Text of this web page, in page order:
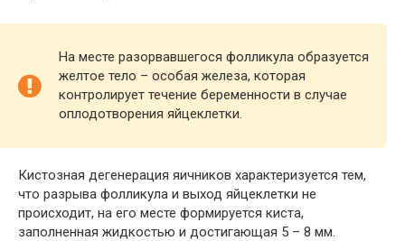
На месте разорвавшегося фолликула образуется
желтое тело – особая железа, которая
контролирует течение беременности в случае
оплодотворения яйцеклетки.
Кистозная дегенерация яичников характеризуется тем,
что разрыва фолликула и выход яйцеклетки не
происходит, на его месте формируется киста,
заполненная жидкостью и достигающая 5 – 8 мм.